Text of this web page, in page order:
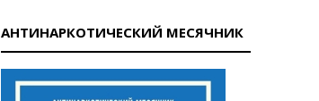
АНТИНАРКОТИЧЕСКИЙ МЕСЯЧНИК